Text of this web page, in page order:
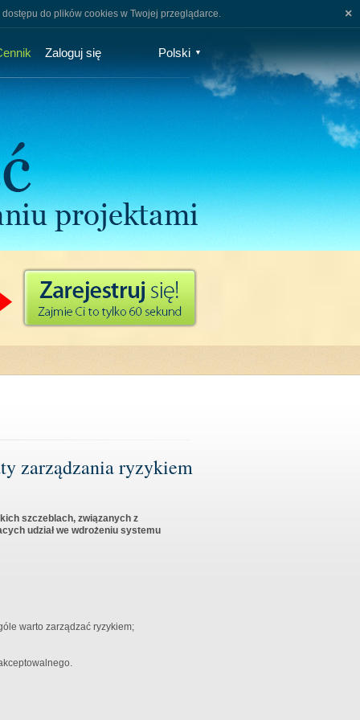
×
do plików cookies w Twojej przeglądarce.
Zaloguj się Polski ▼
zarządzania ryzykiem
szczeblach, związanych z
udział we wdrożeniu systemu
warto zarządzać ryzykiem;